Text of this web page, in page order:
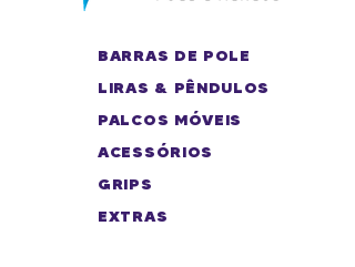
BARRAS DE POLE
LIRAS & PÊNDULOS
PALCOS MÓVEIS
ACESSÓRIOS
GRIPS
EXTRAS